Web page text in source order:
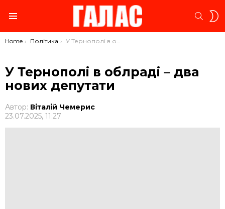
You are here:
Home Політика У Тернополі в облраді – два нових депутати
У Тернополі в облраді – два
нових депутати
Автор: Віталій Чемерис
23.07.2025, 11:27